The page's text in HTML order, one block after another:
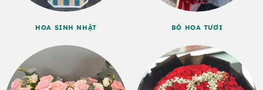
HOA SINH NHẬT BÓ HOA TƯƠI